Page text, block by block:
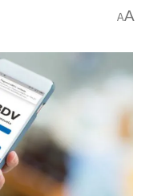
AA